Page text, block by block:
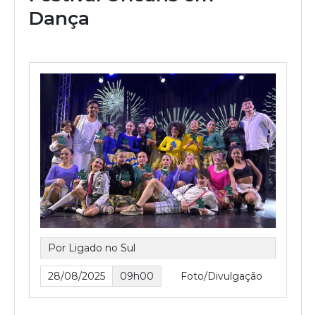
Dança
Por Ligado no Sul
28/08/2025 09h00 Foto/Divulgação